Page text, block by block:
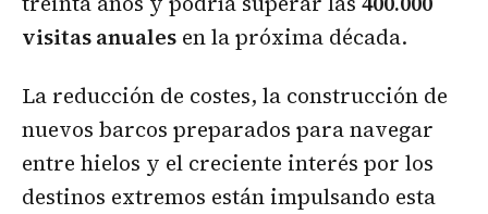
visitas anuales en la próxima década.
La reducción de costes, la construcción de
nuevos barcos preparados para navegar
entre hielos y el creciente interés por los
destinos extremos están impulsando esta